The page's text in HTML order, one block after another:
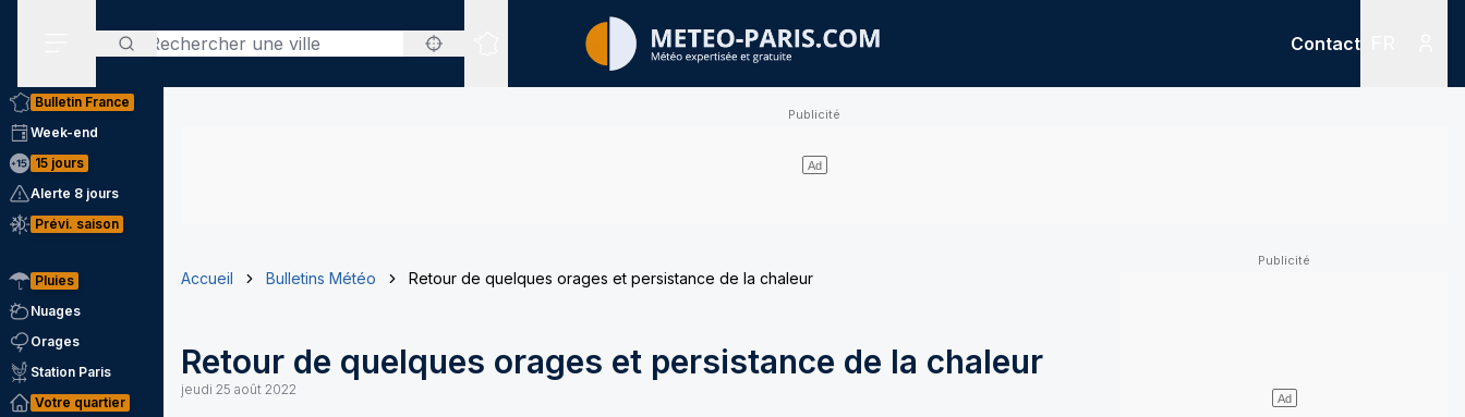
Rechercher
Sites expertisés
Contact
Bulletin France
Week-end
15 jours
Alerte 8 jours
Prévi. saison
Pluies
Nuages
Orages
Station Paris
Votre quartier
Accueil Bulletins Météo Retour de quelques orages et persistance de la chaleur
Retour de quelques orages et persistance de la chaleur
jeudi 25 août 2022